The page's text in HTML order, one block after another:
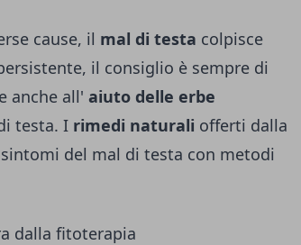
cause, il mal di testa colpisce
il consiglio è sempre di
anche all' aiuto delle erbe
testa. I rimedi naturali offerti dalla
del mal di testa con metodi
dalla fitoterapia